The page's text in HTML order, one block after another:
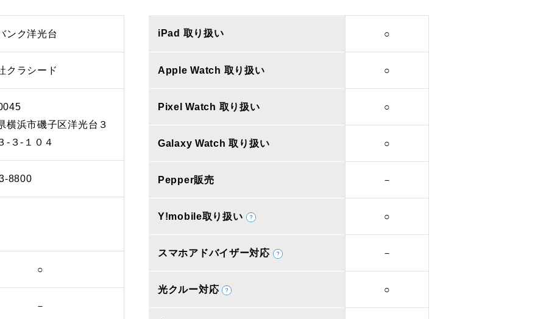
ンク洋光台
クラシード
横浜市磯子区洋光台３
‐３‐１０４
8800
○
－
iPad 取り扱い ○
Apple Watch 取り扱い ○
Pixel Watch 取り扱い ○
Galaxy Watch 取り扱い ○
Pepper販売 －
Y!mobile取り扱い ○
スマホアドバイザー対応 －
光クルー対応 ○